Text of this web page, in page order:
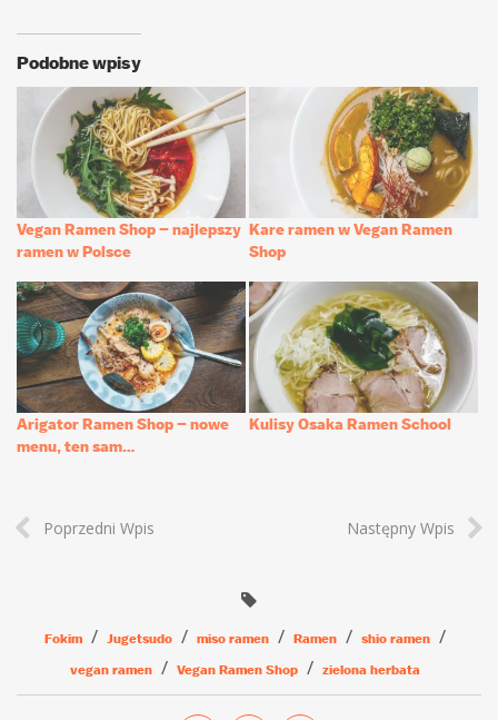
Podobne wpisy
Vegan Ramen Shop – najlepszy
ramen w Polsce
Kare ramen w Vegan Ramen
Shop
Arigator Ramen Shop – nowe
menu, ten sam…
Kulisy Osaka Ramen School
Poprzedni Wpis Następny Wpis
Fokim Jugetsudo miso ramen Ramen
shio ramen
vegan ramen
Vegan Ramen Shop zielona herbata